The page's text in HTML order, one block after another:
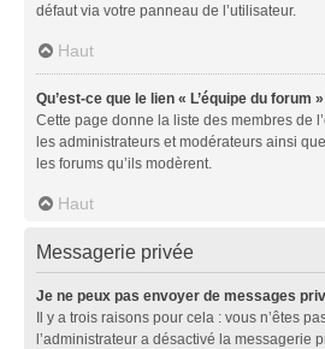
défaut via votre panneau de l’utilisateur.
Haut
Qu’est-ce que le lien « L’équipe du forum
Cette page donne la liste des membres de
les administrateurs et modérateurs ainsi
les forums qu’ils modèrent.
Haut
Messagerie privée
Je ne peux pas envoyer de messages
Il y a trois raisons pour cela : vous n’êtes
l’administrateur a désactivé la messagerie